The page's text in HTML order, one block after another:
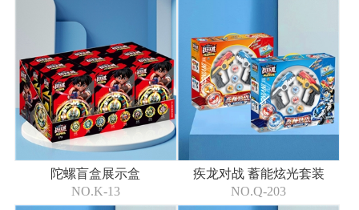
陀螺盲盒展示盒
NO.K-13
疾龙对战 蓄能炫光套装
NO.Q-203